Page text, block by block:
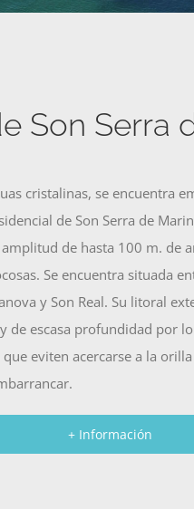
Son Serra
cristalinas, se encuentra
de Son Serra de
de hasta 100 m. de
Se encuentra situada
y Son Real. Su litoral
de escasa profundidad por
eviten acercarse a la
+ Información